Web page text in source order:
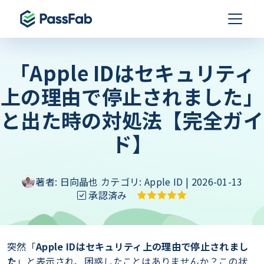
「Apple IDはセキュリティ
上の理由で停止されました」
と出た時の対処法【完全ガイ
ド】
著者: 日向晶也 カテゴリ:Apple ID | 2026-01-13
承認済み
突然「Apple IDはセキュリティ上の理由で停止されまし
た 」と表示され、困惑したことはありませんか？この状